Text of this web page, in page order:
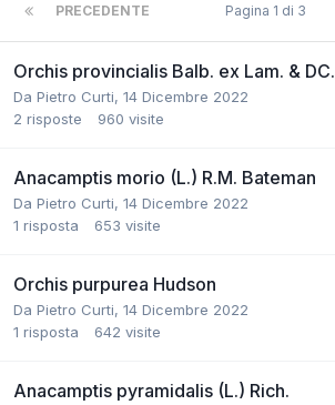
PRECEDENTE Pagina 1 di 3
Orchis provincialis Balb. ex Lam. & DC.
Da Pietro Curti, 14 Dicembre 2022
2 risposte 960 visite
Anacamptis morio (L.) R.M. Bateman
Da Pietro Curti, 14 Dicembre 2022
1 risposta 653 visite
Orchis purpurea Hudson
Da Pietro Curti, 14 Dicembre 2022
1 risposta 642 visite
Anacamptis pyramidalis (L.) Rich.